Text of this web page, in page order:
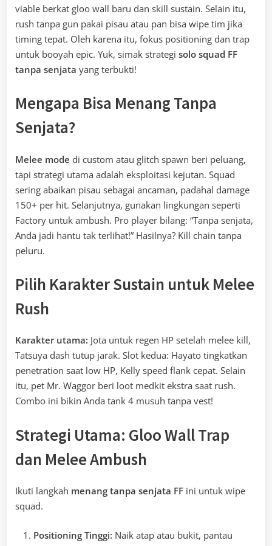
viable berkat gloo wall baru dan skill sustain. Selain itu,
rush tanpa gun pakai pisau atau pan bisa wipe tim jika
timing tepat. Oleh karena itu, fokus positioning dan trap
untuk booyah epic. Yuk, simak strategi solo squad FF
tanpa senjata yang terbukti!
Mengapa Bisa Menang Tanpa
Senjata?
Melee mode di custom atau glitch spawn beri peluang,
tapi strategi utama adalah eksploitasi kejutan. Squad
sering abaikan pisau sebagai ancaman, padahal damage
150+ per hit. Selanjutnya, gunakan lingkungan seperti
Factory untuk ambush. Pro player bilang: “Tanpa senjata,
Anda jadi hantu tak terlihat!” Hasilnya? Kill chain tanpa
peluru.
Pilih Karakter Sustain untuk Melee
Rush
Karakter utama: Jota untuk regen HP setelah melee kill,
Tatsuya dash tutup jarak. Slot kedua: Hayato tingkatkan
penetration saat low HP, Kelly speed flank cepat. Selain
itu, pet Mr. Waggor beri loot medkit ekstra saat rush.
Combo ini bikin Anda tank 4 musuh tanpa vest!
Strategi Utama: Gloo Wall Trap
dan Melee Ambush
Ikuti langkah menang tanpa senjata FF ini untuk wipe
squad.
Positioning Tinggi: Naik atap atau bukit, pantau